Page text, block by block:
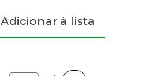
Adicionar à lista